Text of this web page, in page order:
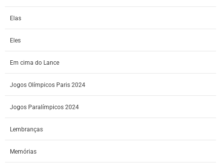
Elas
Eles
Em cima do Lance
Jogos Olímpicos Paris 2024
Jogos Paralímpicos 2024
Lembranças
Memórias